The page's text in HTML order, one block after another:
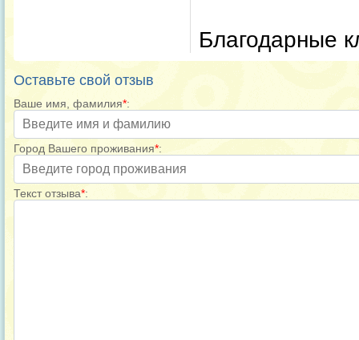
Благодарные
Оставьте свой отзыв
Ваше имя, фамилия*:
Город Вашего проживания*:
Текст отзыва*: